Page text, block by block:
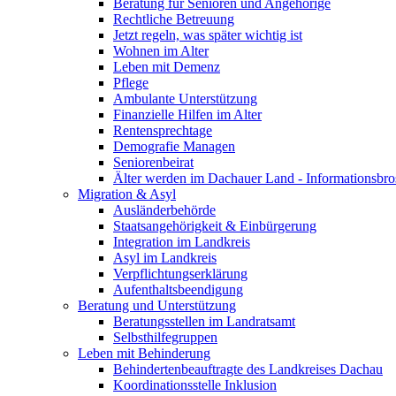
Rechtliche Betreuung
Jetzt regeln, was später wichtig ist
Wohnen im Alter
Leben mit Demenz
Pflege
Ambulante Unterstützung
Finanzielle Hilfen im Alter
Rentensprechtage
Demografie Managen
Seniorenbeirat
Älter werden im Dachauer Land -
Migration & Asyl
Ausländerbehörde
Staatsangehörigkeit & Einbürgerung
Integration im Landkreis
Asyl im Landkreis
Verpflichtungserklärung
Aufenthaltsbeendigung
Beratung und Unterstützung
Beratungsstellen im Landratsamt
Selbsthilfegruppen
Leben mit Behinderung
Behindertenbeauftragte des Landkreises Dachau
Koordinationsstelle Inklusion